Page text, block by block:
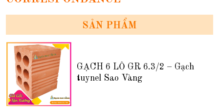
SẢN PHẨM
GẠCH 6 LỖ GR 6.3/2 – Gạch
tuynel Sao Vàng